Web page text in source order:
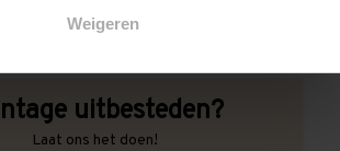
Weigeren
uitbesteden?
Laat ons het doen!